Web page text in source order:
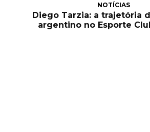
NOTÍCIAS
Diego Tarzia: a trajetória
argentino no Esporte